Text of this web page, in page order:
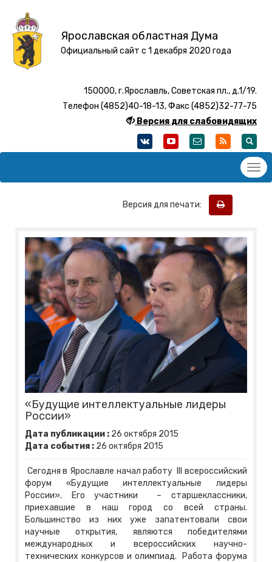
Ярославская областная Дума
Официальный сайт с 1 декабря 2020 года
150000, г.Ярославль, Советская пл., д.1/19.
Телефон (4852)40-18-13, Факс (4852)32-77-75
Версия для слабовидящих
Версия для печати:
«Будущие интеллектуальные лидеры
России»
Дата публикации : 26 октября 2015
Дата события : 26 октября 2015
Сегодня в Ярославле начал работу III всероссийский
форум «Будущие интеллектуальные лидеры
России». Его участники – старшеклассники,
приехавшие в наш город со всей страны.
Большинство из них уже запатентовали свои
научные открытия, являются победителями
международных и всероссийских научно-
технических конкурсов и олимпиад. Работа форума